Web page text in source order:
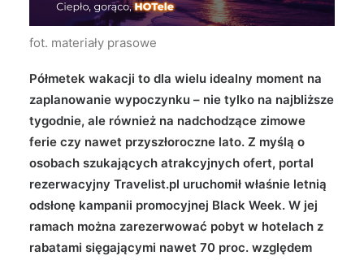
Wyszukiwanie
fot. materiały prasowe
Półmetek wakacji to dla wielu idealny moment na
zaplanowanie wypoczynku – nie tylko na najbliższe
tygodnie, ale również na nadchodzące zimowe
ferie czy nawet przyszłoroczne lato. Z myślą o
osobach szukających atrakcyjnych ofert, portal
rezerwacyjny Travelist.pl uruchomił właśnie letnią
odsłonę kampanii promocyjnej Black Week. W jej
ramach można zarezerwować pobyt w hotelach z
rabatami sięgającymi nawet 70 proc. względem